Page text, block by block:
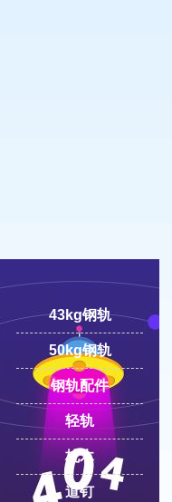
43kg钢轨
50kg钢轨
钢轨配件
轻轨
枕木
道钉